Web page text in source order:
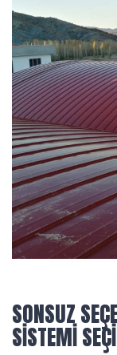
SONSUZ
SİSTEMİ